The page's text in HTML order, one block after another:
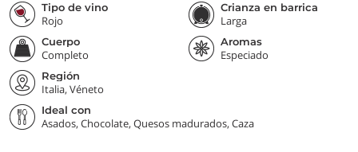
Tipo de vino
Rojo
Crianza en barrica
Larga
Cuerpo
Completo
Aromas
Especiado
Región
Italia, Véneto
Ideal con
Asados, Chocolate, Quesos madurados, Caza